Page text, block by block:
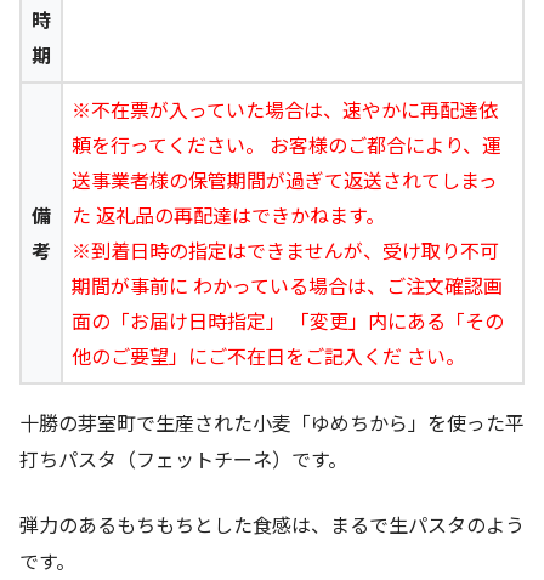
時
期
備
考
※不在票が入っていた場合は、速やかに再配達依
頼を行ってください。 お客様のご都合により、運
送事業者様の保管期間が過ぎて返送されてしまっ
た 返礼品の再配達はできかねます。
※到着日時の指定はできませんが、受け取り不可
期間が事前に わかっている場合は、ご注文確認画
面の「お届け日時指定」 「変更」内にある「その
他のご要望」にご不在日をご記入くだ さい。
十勝の芽室町で生産された小麦「ゆめちから」を使った平
打ちパスタ（フェットチーネ）です。
弾力のあるもちもちとした食感は、まるで生パスタのよう
です。